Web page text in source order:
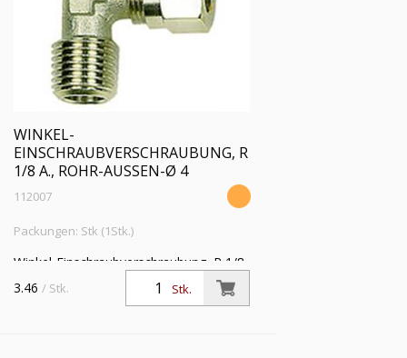
WINKEL-
EINSCHRAUBVERSCHRAUBUNG, R
1/8 A., ROHR-AUSSEN-Ø 4
112007
Packungen: Stk (1Stk.)
Winkel-Einschraubverschraubung, R 1/8
a., Rohr-Außen-Ø 4 mm, SW 9,
Betriebsdruck max. 60 bar, Temperatur
Stk.
3.46 / Stk.